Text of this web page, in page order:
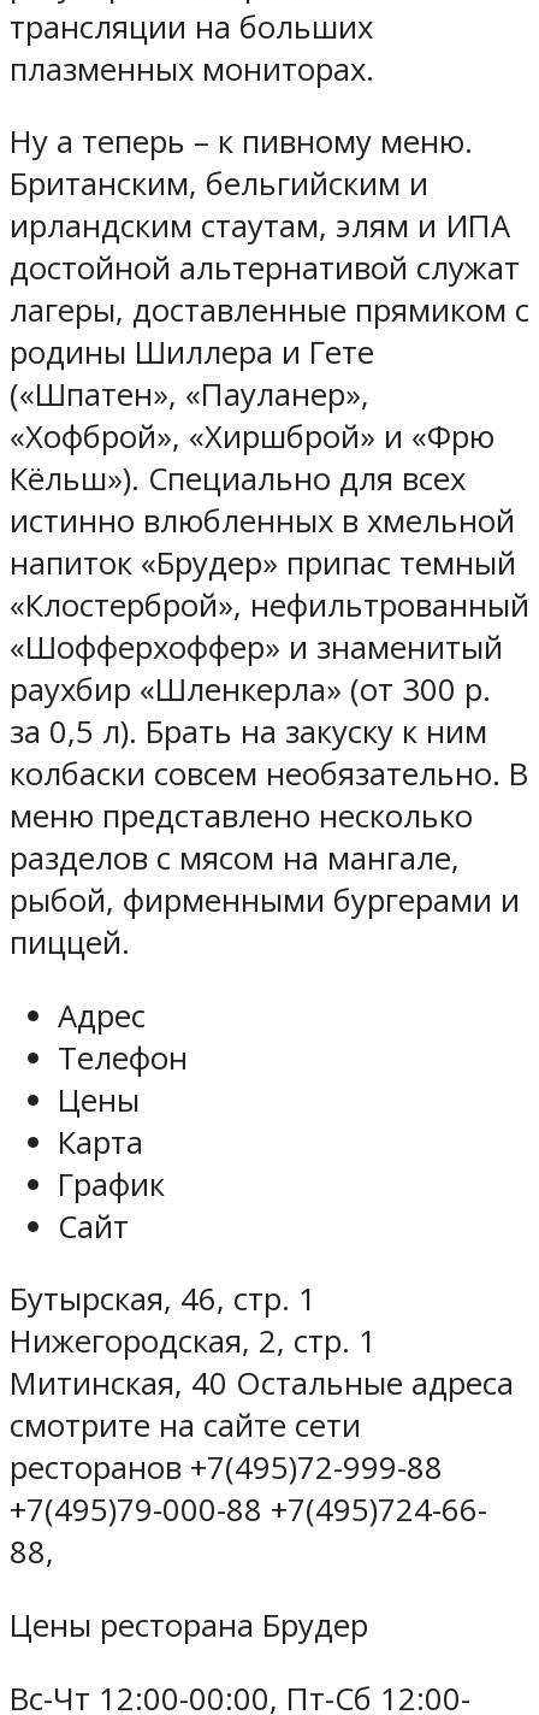
трансляции на больших
плазменных мониторах.
Ну а теперь – к пивному меню.
Британским, бельгийским и
ирландским стаутам, элям и ИПА
достойной альтернативой служат
лагеры, доставленные прямиком с
родины Шиллера и Гете
(«Шпатен», «Пауланер»,
«Хофброй», «Хиршброй» и «Фрю
Кёльш»). Специально для всех
истинно влюбленных в хмельной
напиток «Брудер» припас темный
«Клостерброй», нефильтрованный
«Шофферхоффер» и знаменитый
раухбир «Шленкерла» (от 300 р.
за 0,5 л). Брать на закуску к ним
колбаски совсем необязательно. В
меню представлено несколько
разделов с мясом на мангале,
рыбой, фирменными бургерами и
пиццей.
Адрес
Телефон
Цены
Карта
График
Сайт
Бутырская, 46, стр. 1
Нижегородская, 2, стр. 1
Митинская, 40 Остальные адреса
смотрите на сайте сети
ресторанов +7(495)72-999-88
+7(495)79-000-88 +7(495)724-66-
88,
Цены ресторана Брудер
Вс-Чт 12:00-00:00, Пт-Сб 12:00-